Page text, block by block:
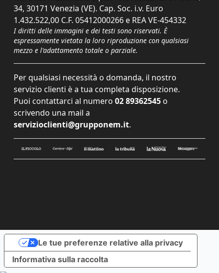
34, 30171 Venezia (VE). Cap. Soc. i.v. Euro
1.432.522,00 C.F. 05412000266 e REA VE-454332
I diritti delle immagini e dei testi sono riservati. È
espressamente vietata la loro riproduzione con qualsiasi
mezzo e l'adattamento totale o parziale.
Per qualsiasi necessità o domanda, il nostro
servizio clienti è a tua completa disposizione.
Puoi contattarci al numero 02 89362545 o
scrivendo una mail a
servizioclienti@grupponem.it.
Informativa sulla raccolta
Le tue preferenze relative alla privacy